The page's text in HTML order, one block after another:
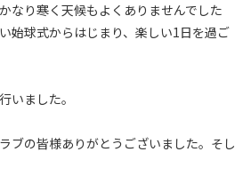
なり寒く天候もよくありませんでした
始球式からはじまり、楽しい1日を過ご
いました。
ブの皆様ありがとうございました。そし